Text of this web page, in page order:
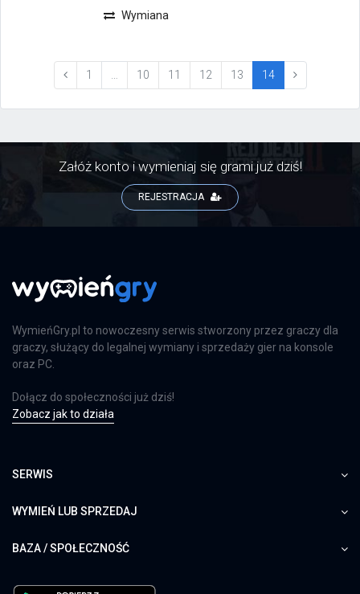
Wymiana
1 10 11 12 13 14(current)
Załóż konto i wymieniaj się grami już dziś!
REJESTRACJA
WymieńGry.pl to nowoczesny serwis stworzony przez graczy dla
graczy, służący do legalnej wymiany i sprzedaży gier na konsole
oraz PC.
Dołącz do społeczności już dziś!
Zobacz jak to działa
SERWIS
WYMIEŃ LUB SPRZEDAJ
BAZA / SPOŁECZNOŚĆ